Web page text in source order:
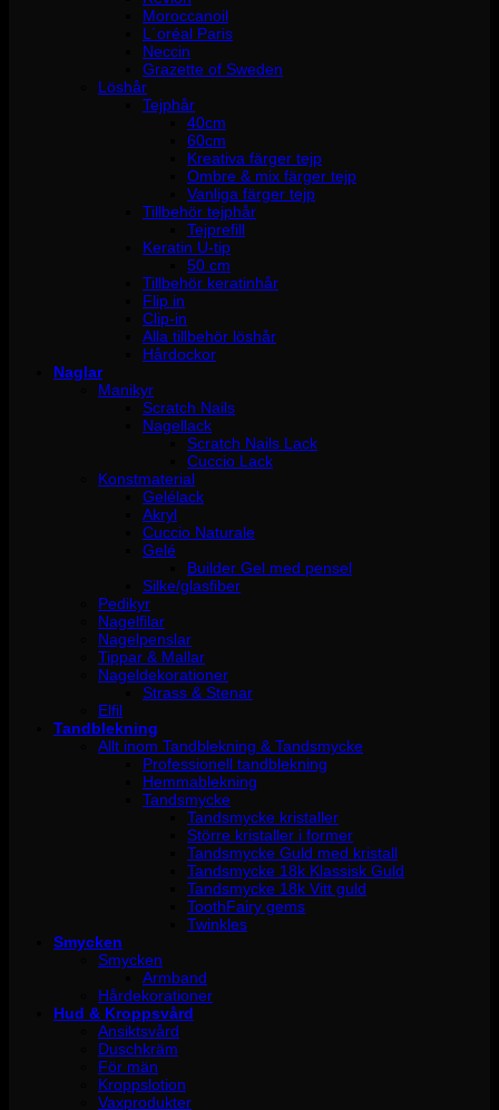
Moroccanoil
L´oréal Paris
Neccin
Grazette of Sweden
Löshår
Tejphår
40cm
60cm
Kreativa färger tejp
Ombre & mix färger tejp
Vanliga färger tejp
Tillbehör tejphår
Tejprefill
Keratin U-tip
50 cm
Tillbehör keratinhår
Flip in
Clip-in
Alla tillbehör löshår
Hårdockor
Naglar
Manikyr
Scratch Nails
Nagellack
Scratch Nails Lack
Cuccio Lack
Konstmaterial
Gelélack
Akryl
Cuccio Naturale
Gelé
Builder Gel med pensel
Silke/glasfiber
Pedikyr
Nagelfilar
Nagelpenslar
Tippar & Mallar
Nageldekorationer
Strass & Stenar
Elfil
Tandblekning
Allt inom Tandblekning & Tandsmycke
Professionell tandblekning
Hemmablekning
Tandsmycke
Tandsmycke kristaller
Större kristaller i former
Tandsmycke Guld med kristall
Tandsmycke 18k Klassisk Guld
Tandsmycke 18k Vitt guld
ToothFairy gems
Twinkles
Smycken
Smycken
Armband
Hårdekorationer
Hud & Kroppsvård
Ansiktsvård
Duschkräm
För män
Kroppslotion
Vaxprodukter